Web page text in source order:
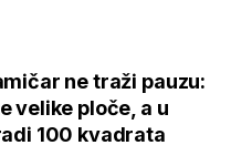
ne traži pauzu:
velike ploče, a u
100 kvadrata